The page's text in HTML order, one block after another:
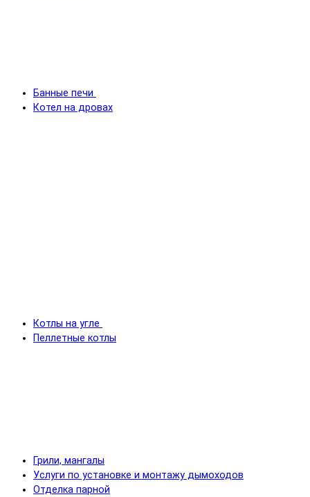
Банные печи
Котел на дровах
Котлы на угле
Пеллетные котлы
Грили, мангалы
Услуги по установке и монтажу дымоходов
Отделка парной